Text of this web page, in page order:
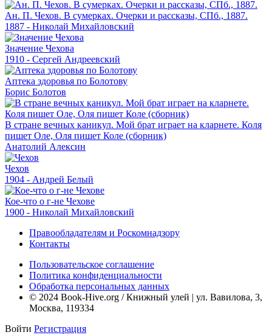
Ан. П. Чехов. В сумерках. Очерки и рассказы, СПб., 1887.
1887 - Николай Михайловский
Значение Чехова
1910 - Сергей Андреевский
Аптека здоровья по Болотову
Борис Болотов
В стране вечных каникул. Мой брат играет на кларнете. Коля
пишет Оле, Оля пишет Коле (сборник)
Анатолий Алексин
Чехов
1904 - Андрей Белый
Кое-что о г-не Чехове
1900 - Николай Михайловский
Правообладателям и Роскомнадзору
Контакты
Пользовательское соглашение
Политика конфиденциальности
Обработка персональных данных
© 2024 Book-Hive.org / Книжный улей | ул. Вавилова, 3,
Москва, 119334
Войти Регистрация